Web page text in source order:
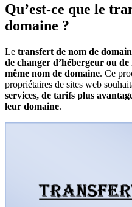
Qu’est-ce que le
domaine ?
Le transfert de nom de
de changer d’hébergeur ou
même nom de domaine. Ce
propriétaires de sites web
services, de tarifs plus
leur domaine.